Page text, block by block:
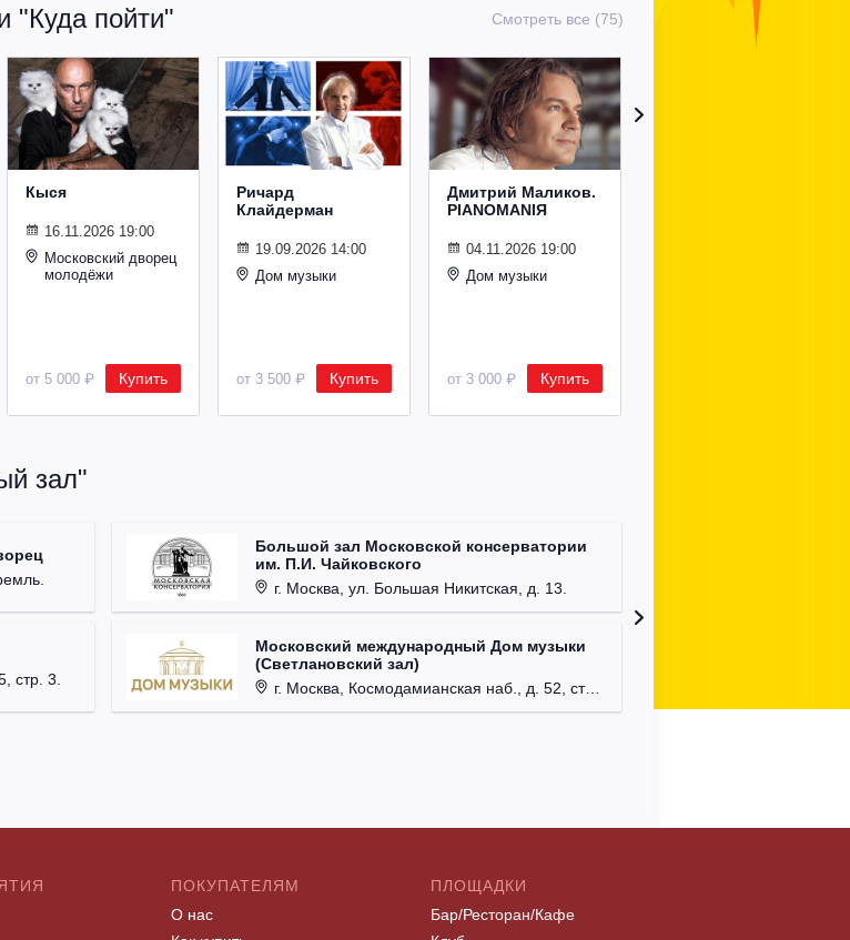
"Куда пойти" Смотреть все (75)
Кыся
16.11.2026 19:00
Московский дворец
молодёжи
от 5 000 ₽ Купить
Ричард
Клайдерман
19.09.2026 14:00
Дом музыки
от 3 500 ₽ Купить
Дмитрий Маликов.
PIANOMANIЯ
04.11.2026 19:00
Дом музыки
от 3 000 ₽ Купить
зал"
стр. 3.
Большой зал Московской консерватории
им. П.И. Чайковского
г. Москва, ул. Большая Никитская, д. 13.
Московский международный Дом музыки
(Светлановский зал)
г. Москва, Космодамианская наб., д. 52, стр. 8.
ПОКУПАТЕЛЯМ
О нас
ПЛОЩАДКИ
Бар/Ресторан/Кафе